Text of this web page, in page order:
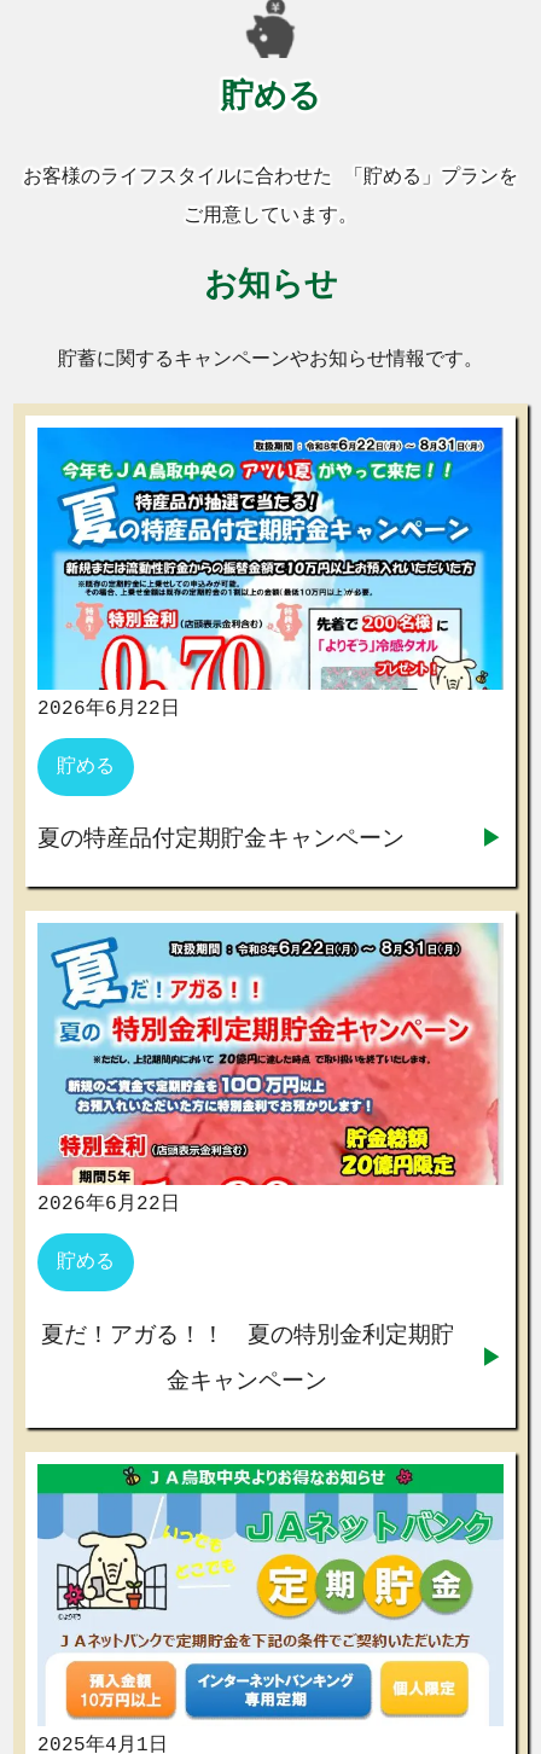
貯める
お客様のライフスタイルに合わせた 「貯める」プランを
ご用意しています。
お知らせ
貯蓄に関するキャンペーンやお知らせ情報です。
2026年6月22日
貯める
夏の特産品付定期貯金キャンペーン
2026年6月22日
貯める
夏だ！アガる！！ 夏の特別金利定期貯
金キャンペーン
2025年4月1日